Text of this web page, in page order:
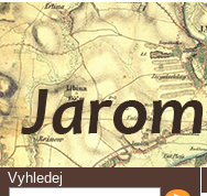
Vyhledej